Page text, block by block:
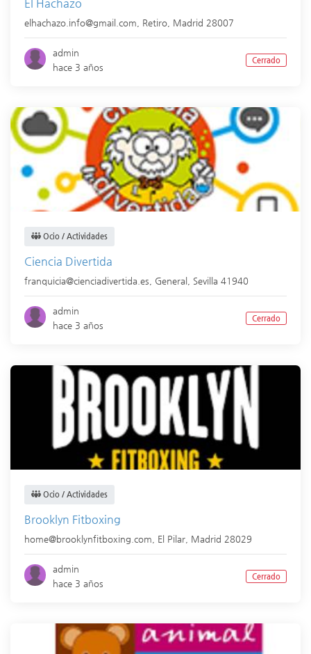
El Hachazo
elhachazo.info@gmail.com, Retiro Madrid 28007
admin
hace 3 años
Cerrado
Ocio / Actividades
Ciencia Divertida
franquicia@cienciadivertida.es, General Sevilla 41940
admin
hace 3 años
Cerrado
Ocio / Actividades
Brooklyn Fitboxing
home@brooklynfitboxing.com, El Pilar Madrid 28029
admin
hace 3 años
Cerrado